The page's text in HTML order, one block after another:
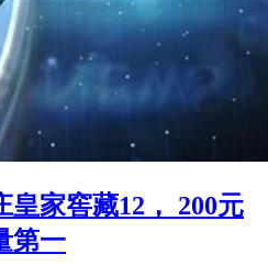
皇家窖藏12， 200元
第一